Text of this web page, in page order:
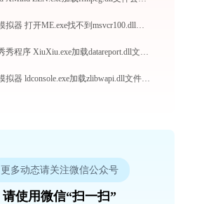
多玩模拟器 打开ME.exe找不到msvcr100.dll怎么办
美图秀秀程序 XiuXiu.exe加载datareport.dll文件丢失处理办法
雷电模拟器 ldconsole.exe加载zlibwapi.dll文件丢失处理办法
更多动态请关注微信公众号
请使用微信“扫一扫”